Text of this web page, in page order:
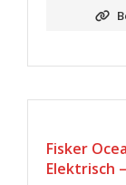
Fisker
Elektrisch